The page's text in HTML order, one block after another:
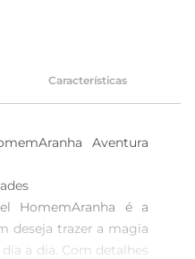
Características
Aventura
HomemAranha é a
deseja trazer a magia
a dia. Com detalhes